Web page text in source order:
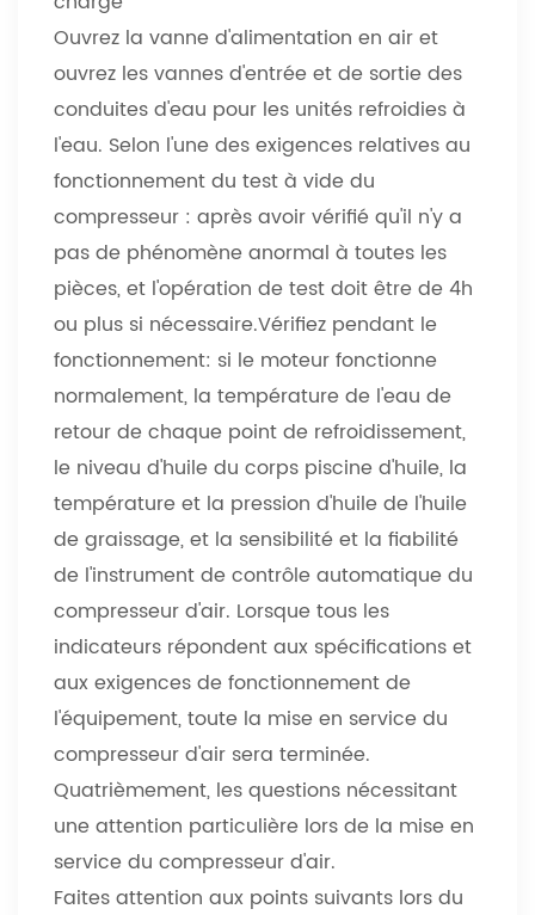
Ouvrez la vanne d'alimentation en air et
ouvrez les vannes d'entrée et de sortie des
conduites d'eau pour les unités refroidies à
l'eau. Selon l'une des exigences relatives au
fonctionnement du test à vide du
compresseur : après avoir vérifié qu'il n'y a
pas de phénomène anormal à toutes les
pièces, et l'opération de test doit être de 4h
ou plus si nécessaire.Vérifiez pendant le
fonctionnement: si le moteur fonctionne
normalement, la température de l'eau de
retour de chaque point de refroidissement,
le niveau d'huile du corps piscine d'huile, la
température et la pression d'huile de l'huile
de graissage, et la sensibilité et la fiabilité
de l'instrument de contrôle automatique du
compresseur d'air. Lorsque tous les
indicateurs répondent aux spécifications et
aux exigences de fonctionnement de
l'équipement, toute la mise en service du
compresseur d'air sera terminée.
Quatrièmement, les questions nécessitant
une attention particulière lors de la mise en
service du compresseur d'air.
Faites attention aux points suivants lors du